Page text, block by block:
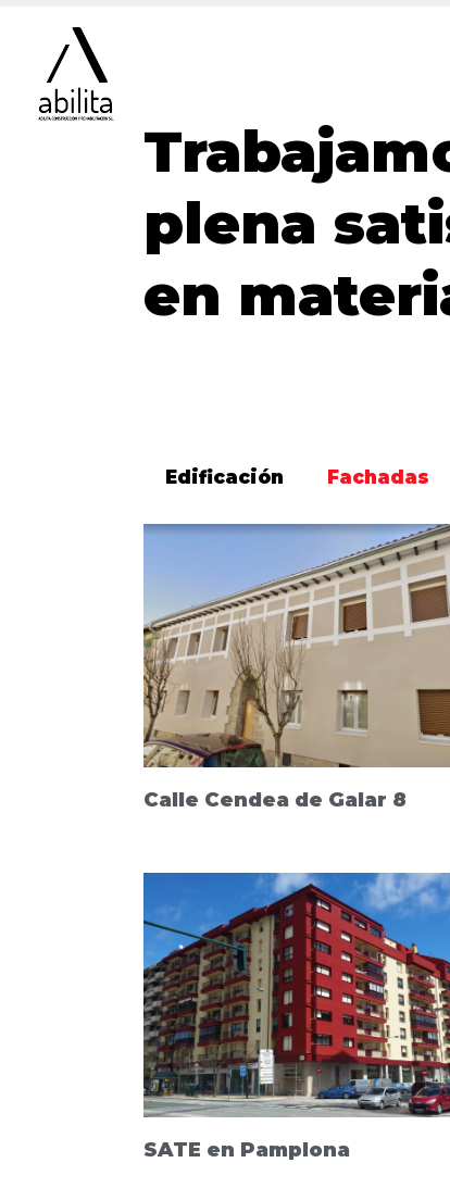
plena
en
Edificación Fachadas
Calle Cendea de Galar 8
SATE en Pamplona